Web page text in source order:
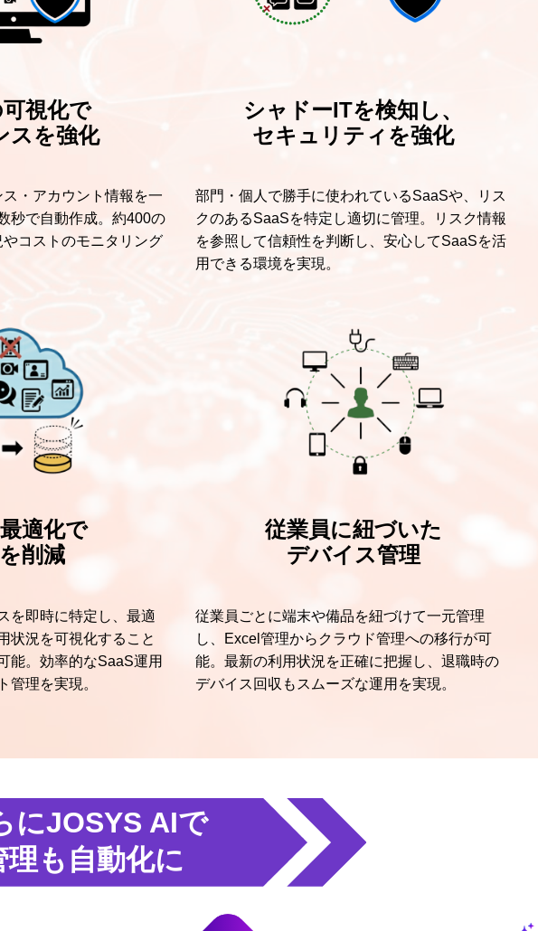
視化で
スを強化
・アカウント情報を一
秒で自動作成。約400の
コストのモニタリング
シャドーITを検知し、
セキュリティを強化
部門・個人で勝手に使われているSaaSや、リス
クのあるSaaSを特定し適切に管理。リスク情報
を参照して信頼性を判断し、安心してSaaSを活
用できる環境を実現。
適化で
削減
を即時に特定し、最適
状況を可視化すること
能。効率的なSaaS運用
管理を実現。
従業員に紐づいた
デバイス管理
従業員ごとに端末や備品を紐づけて一元管理
し、Excel管理からクラウド管理への移行が可
能。最新の利用状況を正確に把握し、退職時の
デバイス回収もスムーズな運用を実現。
にJOSYS AIで
理も自動化に